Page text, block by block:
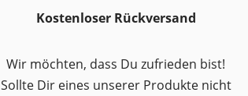
Kostenloser Rückversand
Wir möchten, dass Du zufrieden bist!
Sollte Dir eines unserer Produkte nicht